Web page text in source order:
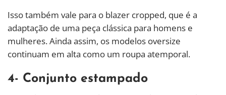
Isso também vale para o blazer cropped, que é a
adaptação de uma peça clássica para homens e
mulheres. Ainda assim, os modelos oversize
continuam em alta como um roupa atemporal.
4- Conjunto estampado